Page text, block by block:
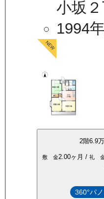
小坂２
1994
2階6.9万
敷 金2.00ヶ月 / 礼
360°パ